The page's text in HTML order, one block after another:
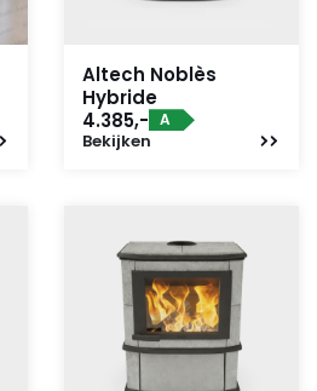
Altech Noblès
Hybride
4.385,- A
Bekijken